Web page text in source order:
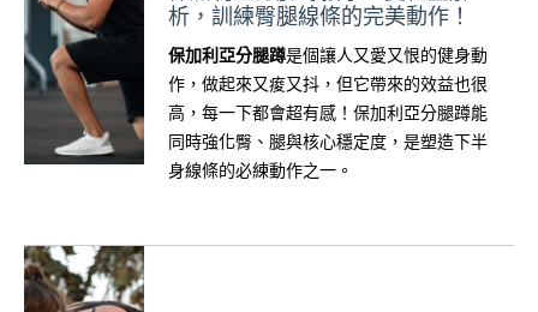
析，訓練臀腿線條的完美動作！
保加利亞分腿蹲是個讓人又愛又恨的健身動
作，做起來又痠又抖，但它帶來的效益也很
高，每一下都會超有感！保加利亞分腿蹲能
同時強化臀、腿與核心穩定度，是塑造下半
身線條的必練動作之一。